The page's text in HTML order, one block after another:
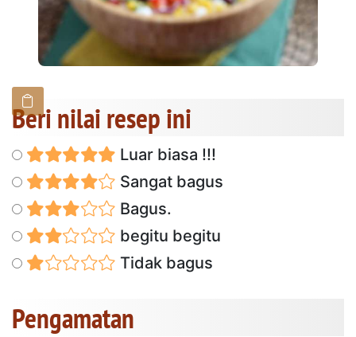
Beri nilai resep ini
Luar biasa !!!
Sangat bagus
Bagus.
begitu begitu
Tidak bagus
Pengamatan